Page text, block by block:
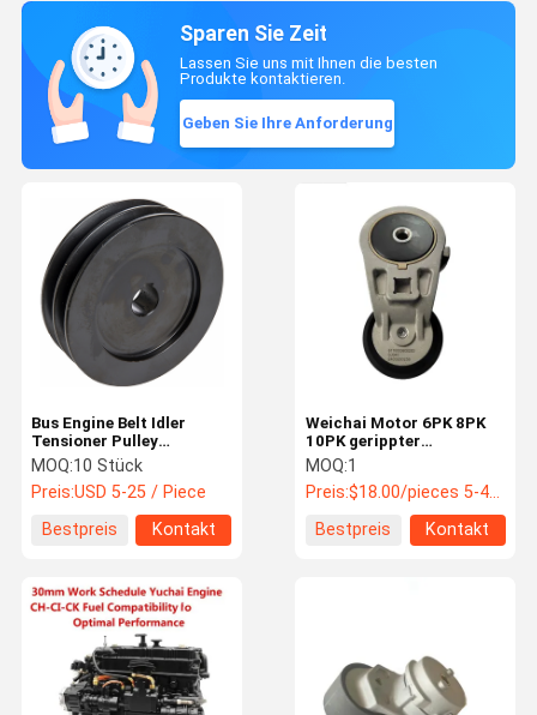
Sparen Sie Zeit
Lassen Sie uns mit Ihnen die besten
Produkte kontaktieren.
Geben Sie Ihre Anforderung
Weichai Motor 6PK 8PK
10PK gerippter
Keilriemenspanner
611600060025 Multi-
Groove-Bus-Ersatzteile
MOQ:1
Preis:$18.00/pieces 5-49 pieces
Bestpreis
Kontakt
Bus Engine Belt Idler
Tensioner Pulley
Universal Replacement
for Commercial Coach
Accessory Drive System
MOQ:10 Stück
Preis:USD 5-25 / Piece
Bestpreis
Kontakt